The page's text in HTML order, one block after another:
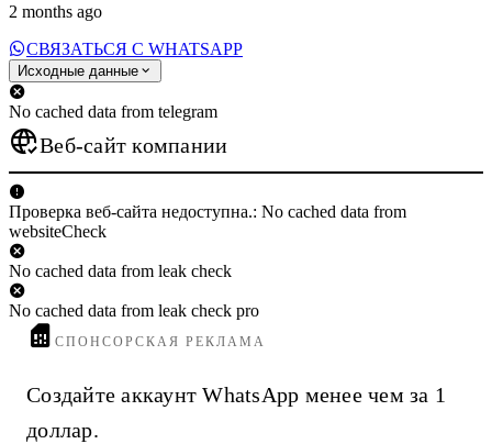
2 months ago
СВЯЗАТЬСЯ С WHATSAPP
Исходные данные
No cached data from telegram
Веб-сайт компании
Проверка веб-сайта недоступна.: No cached data from
websiteCheck
No cached data from leak check
No cached data from leak check pro
СПОНСОРСКАЯ РЕКЛАМА
Создайте аккаунт WhatsApp менее чем за 1
доллар.